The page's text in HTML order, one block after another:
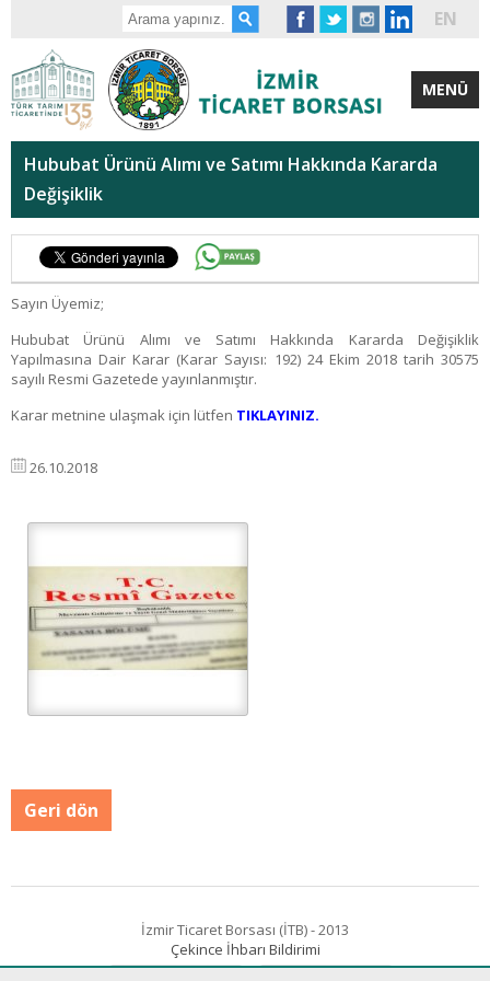
EN
MENÜ
Hububat Ürünü Alımı ve Satımı Hakkında Kararda
Değişiklik
Sayın Üyemiz;
Hububat Ürünü Alımı ve Satımı Hakkında Kararda Değişiklik
Yapılmasına Dair Karar (Karar Sayısı: 192) 24 Ekim 2018 tarih 30575
sayılı Resmi Gazetede yayınlanmıştır.
Karar metnine ulaşmak için lütfen TIKLAYINIZ.
26.10.2018
Geri dön
İzmir Ticaret Borsası (İTB) - 2013
Çekince İhbarı Bildirimi